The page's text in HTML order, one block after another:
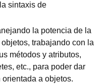
sintaxis de
la potencia de la
trabajando con la
métodos y atributos,
etc., para poder dar
a objetos.